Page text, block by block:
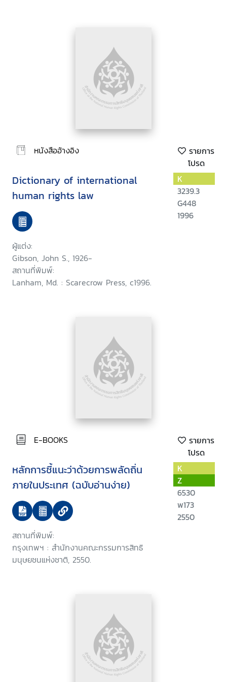
หนังสืออ้างอิง
รายการ
โปรด
Dictionary of international
human rights law
ผู้แต่ง:
Gibson, John S., 1926-
สถานที่พิมพ์:
Lanham, Md. : Scarecrow Press, c1996.
K
3239.3
G448
1996
E-BOOKS
รายการ
โปรด
หลักการชี้แนะว่าด้วยการพลัดถิ่น
ภายในประเทศ (ฉบับอ่านง่าย)
สถานที่พิมพ์:
กรุงเทพฯ : สำนักงานคณะกรรมการสิทธิ
มนุษยชนแห่งชาติ, 2550.
K
Z
6530
พ173
2550